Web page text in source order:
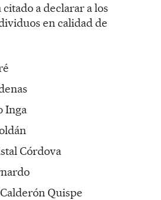
citado a declarar a los
en calidad de
Inga
Córdova
Quispe